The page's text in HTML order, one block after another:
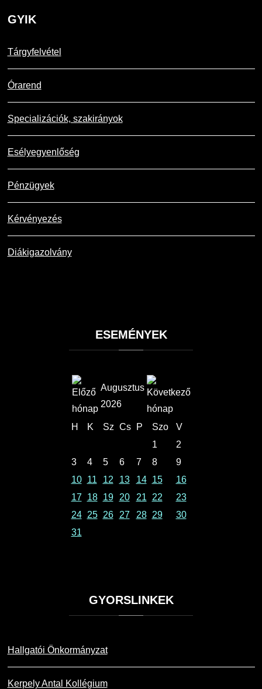
GYIK
Tárgyfelvétel
Órarend
Specializációk, szakirányok
Esélyegyenlőség
Pénzügyek
Kérvényezés
Diákigazolvány
ESEMÉNYEK
Augusztus
2026
H K Sz Cs P Szo
V
1
2
3
4 5 6 7 8
9
10
11 12 13 14 15
16
17
18 19 20 21 22
23
24
25 26 27 28 29
30
31
GYORSLINKEK
Hallgatói Önkormányzat
Kerpely Antal Kollégium